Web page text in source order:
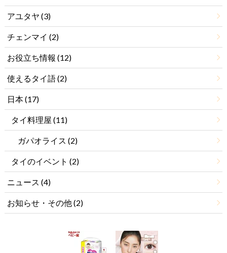
アユタヤ (3)
チェンマイ (2)
お役立ち情報 (12)
使えるタイ語(2)
日本(17)
タイ料理屋 (11)
ガパオライス (2)
タイのイベント (2)
ニュース (4)
お知らせ・その他(2)